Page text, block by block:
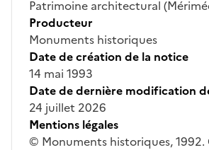
Patrimoine architectural
Producteur
Monuments historiques
Date de création de la notice
14 mai 1993
Date de dernière modification
24 juillet 2026
Mentions légales
© Monuments historiques,